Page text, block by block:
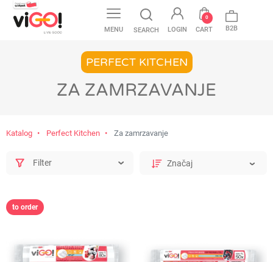
MENU SEARCH LOGIN CART
0
B2B
PERFECT KITCHEN
ZA ZAMRZAVANJE
Katalog Perfect Kitchen Za zamrzavanje
Filter
to order